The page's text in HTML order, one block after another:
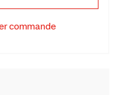
commande